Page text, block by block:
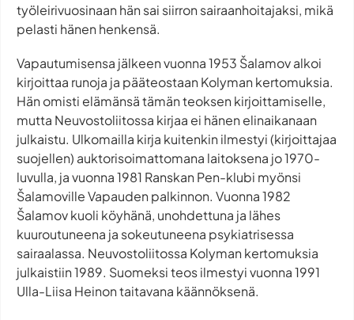
työleirivuosinaan hän sai siirron sairaanhoitajaksi, mikä
pelasti hänen henkensä.
Vapautumisensa jälkeen vuonna 1953 Šalamov alkoi
kirjoittaa runoja ja pääteostaan Kolyman kertomuksia.
Hän omisti elämänsä tämän teoksen kirjoittamiselle,
mutta Neuvostoliitossa kirjaa ei hänen elinaikanaan
julkaistu. Ulkomailla kirja kuitenkin ilmestyi (kirjoittajaa
suojellen) auktorisoimattomana laitoksena jo 1970-
luvulla, ja vuonna 1981 Ranskan Pen-klubi myönsi
Šalamoville Vapauden palkinnon. Vuonna 1982
Šalamov kuoli köyhänä, unohdettuna ja lähes
kuuroutuneena ja sokeutuneena psykiatrisessa
sairaalassa. Neuvostoliitossa Kolyman kertomuksia
julkaistiin 1989. Suomeksi teos ilmestyi vuonna 1991
Ulla-Liisa Heinon taitavana käännöksenä.